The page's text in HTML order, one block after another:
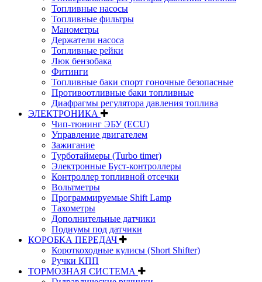
Топливные насосы
Топливные фильтры
Манометры
Держатели насоса
Топливные рейки
Люк бензобака
Фитинги
Топливные баки спорт гоночные безопасные
Противоотливные баки топливные
Диафрагмы регулятора давления топлива
ЭЛЕКТРОНИКА
Чип-тюнинг ЭБУ (ECU)
Управление двигателем
Зажигание
Турботаймеры (Turbo timer)
Электронные Буст-контроллеры
Контроллер топливной отсечки
Вольтметры
Программируемые Shift Lamp
Тахометры
Дополнительные датчики
Подиумы под датчики
КОРОБКА ПЕРЕДАЧ
Короткоходные кулисы (Short Shifter)
Ручки КПП
ТОРМОЗНАЯ СИСТЕМА